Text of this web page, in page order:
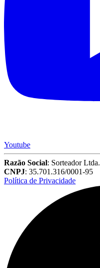
Youtube
Razão Social: Sorteador Ltda.
CNPJ: 35.701.316/0001-95
Política de Privacidade